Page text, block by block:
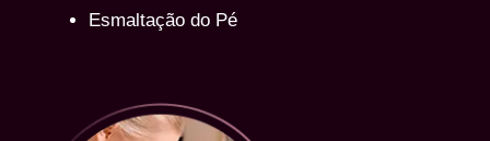
Esmaltação do Pé